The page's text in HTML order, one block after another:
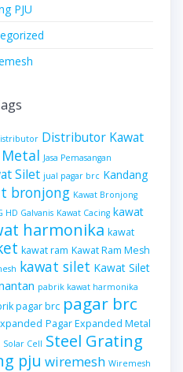
PJU
Distributor Kawat
Jasa Pemasangan
Silet jual pagar brc Kandang
bronjong Kawat Bronjong
HD Galvanis Kawat Cacing kawat
harmonika kawat
kawat ram Kawat Ram Mesh
kawat silet Kawat Silet
pabrik kawat harmonika
pagar brc pagar brc
Pagar Expanded Metal
Solar Cell Steel Grating
pju wiremesh Wiremesh